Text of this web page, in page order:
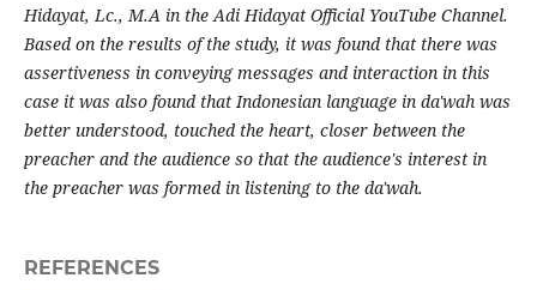
Hidayat, Lc., M.A in the Adi Hidayat Official YouTube Channel.
Based on the results of the study, it was found that there was
assertiveness in conveying messages and interaction in this
case it was also found that Indonesian language in da'wah was
better understood, touched the heart, closer between the
preacher and the audience so that the audience's interest in
the preacher was formed in listening to the da'wah.
REFERENCES